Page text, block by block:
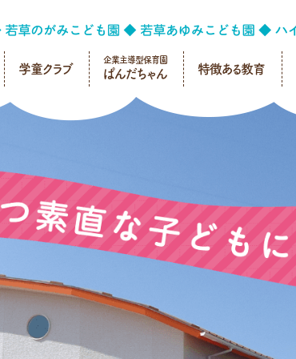
学童クラブ
企業主導型保育園
ぱんだちゃん 特徴ある教育